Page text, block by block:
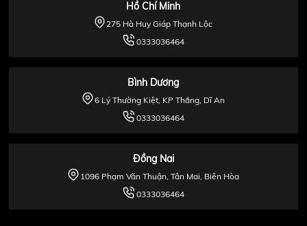
Hồ Chí Minh
275 Hà Huy Giáp Thạnh Lộc
0333036464
Bình Dương
6 Lý Thường Kiệt, KP Thắng, Dĩ An
0333036464
Đồng Nai
1096 Phạm Văn Thuận, Tân Mai, Biên Hòa
0333036464